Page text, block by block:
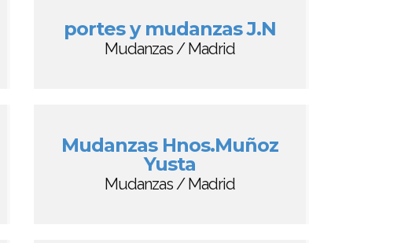
portes y mudanzas J.N
Mudanzas / Madrid
Mudanzas Hnos.Muñoz
Yusta
Mudanzas / Madrid